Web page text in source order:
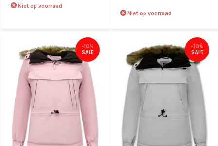
Niet op voorraad
Niet op voorraad
-10%
SALE
-10%
SALE